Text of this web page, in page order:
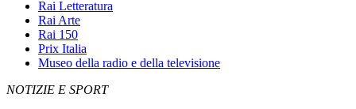
Rai Letteratura
Rai Arte
Rai 150
Prix Italia
Museo della radio e della televisione
NOTIZIE E SPORT